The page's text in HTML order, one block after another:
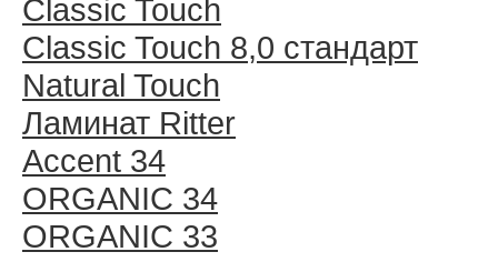
Classic Touch
Classic Touch 8,0 стандарт
Natural Touch
Ламинат Ritter
Accent 34
ORGANIC 34
ORGANIC 33